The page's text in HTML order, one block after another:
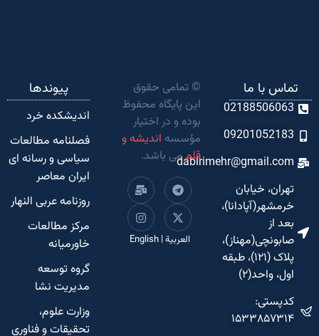
تماس با ما
02188506063
09201052183
dabirimehr@gmail.com
تهران، خیابان
خرمشهر(آپادانا)،
بعد از
صابونچی(مهناز)،
پلاک (۱۲۱)، طبقه
اول، واحد(۲)
کدپستی:
۱۵۳۳۸۵۷۳۱۴
© تمامی حقوق
این پایگاه محفوظ
بوده و در اختیار
مؤسسه اندیشه و
قلممی باشد.
العربية|
English
پیوندها
اندیشکده‌ خرد
فصلنامه مطالعات
سیاسی و رسانه ای
ایران معاصر
روزنامه عربی النهار
مرکز مطالعات
خاورمیانه
گروه توسعه
مدیریت نشا
وزارت علوم،
تحقیقات و فناوری